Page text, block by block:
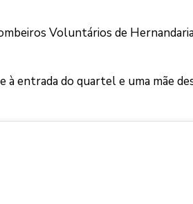
Voluntários de
entrada do quartel e uma mãe